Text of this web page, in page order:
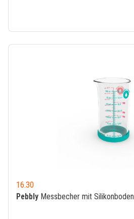
16.30
Pebbly Messbecher mit Silikonboden